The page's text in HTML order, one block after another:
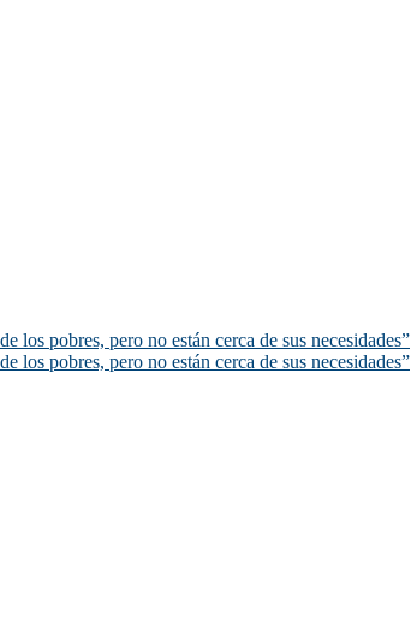
los pobres, pero no están cerca de sus necesidades”
los pobres, pero no están cerca de sus necesidades”